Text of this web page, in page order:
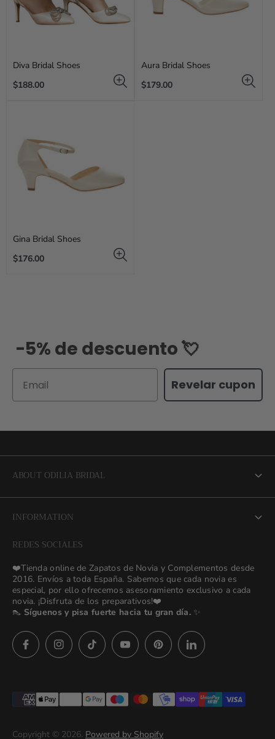
Diva Bridal Shoes
Regular
$188.00
Aura Bridal Shoes
Regular
$179.00
Gina Bridal Shoes
Regular
$176.00
-5% de descuento 💘
Revelar cupon
REDES SOCIALES
❤️Tienda online de Zapatos de Novia y Complementos desde
2016. Envíos a toda España. Sabemos que cada novia es
especial, por ello ofrecemos asesoramiento exclusivo a cada
novia. ¡Disfruta de los preparativos!❤️
👠 Síguenos y pisa fuerte hacia tu gran día. ✨
ABOUT ODILIA BRIDAL
Search
contact us
INFORMATION
⭐ Opiniones de Nuestras Novias 👰🏻
💒 Novias Reales 💍✨
🚚 Envío y Cambios
Política de Privacidad
Imágenes descargables
Copyright © 2026. Powered by Shopify